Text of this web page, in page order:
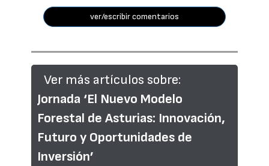
ver/escribir comentarios
Ver más artículos sobre:
Jornada ‘El Nuevo Modelo
Forestal de Asturias: Innovación,
Futuro y Oportunidades de
Inversión’